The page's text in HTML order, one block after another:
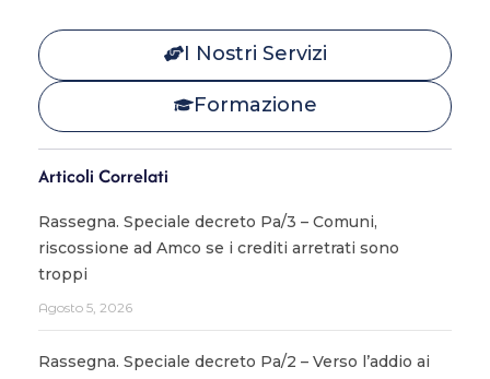
I Nostri Servizi
Formazione
Articoli Correlati
Rassegna. Speciale decreto Pa/3 – Comuni,
riscossione ad Amco se i crediti arretrati sono
troppi
Agosto 5, 2026
Rassegna. Speciale decreto Pa/2 – Verso l’addio ai